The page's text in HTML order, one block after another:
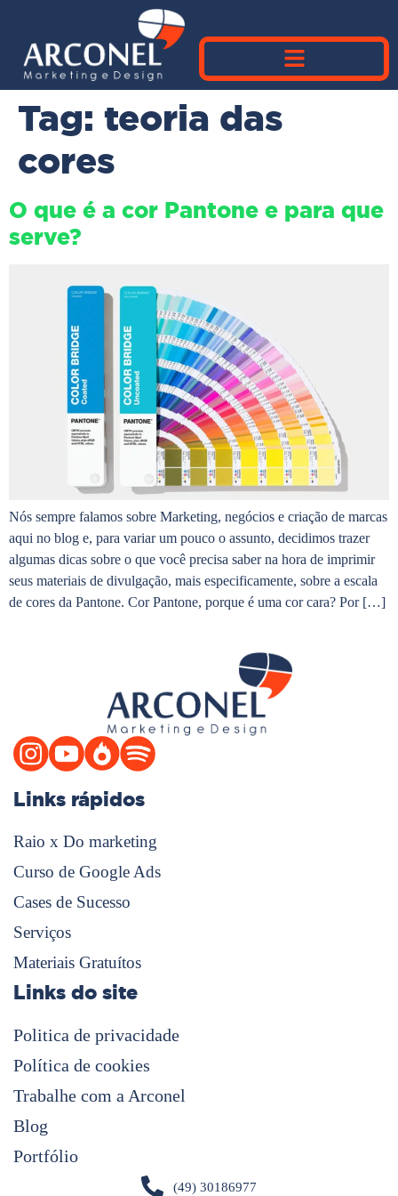
Tag: teoria das
cores
O que é a cor Pantone e para que
serve?
Nós sempre falamos sobre Marketing, negócios e criação de marcas
aqui no blog e, para variar um pouco o assunto, decidimos trazer
algumas dicas sobre o que você precisa saber na hora de imprimir
seus materiais de divulgação, mais especificamente, sobre a escala
de cores da Pantone. Cor Pantone, porque é uma cor cara? Por […]
Links rápidos
Raio x Do marketing
Curso de Google Ads
Cases de Sucesso
Serviços
Materiais Gratuítos
Links do site
Politica de privacidade
Política de cookies
Trabalhe com a Arconel
Blog
Portfólio
(49) 30186977